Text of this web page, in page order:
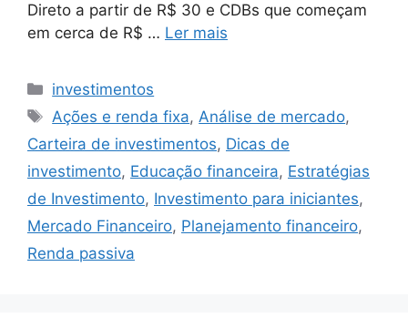
Direto a partir de R$ 30 e CDBs que começam
em cerca de R$ … Ler mais
Categorias
investimentos
Tags
Ações e renda fixa,Análise de mercado,
Carteira de investimentos, Dicas de
investimento, Educação financeira, Estratégias
de Investimento, Investimento para iniciantes,
Mercado Financeiro, Planejamento financeiro,
Renda passiva